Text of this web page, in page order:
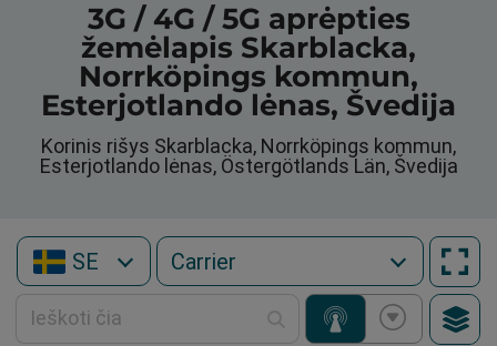
3G / 4G / 5G aprėpties
žemėlapis Skarblacka,
Norrköpings kommun,
Esterjotlando lėnas, Švedija
Korinis rišys Skarblacka, Norrköpings kommun,
Esterjotlando lėnas, Östergötlands Län, Švedija
SE